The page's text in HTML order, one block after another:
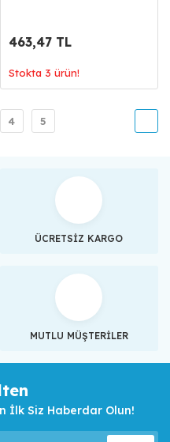
463,47 TL
Stokta 3 ürün!
4 5
ÜCRETSİZ KARGO
MUTLU MÜŞTERİLER
İlk Siz Haberdar Olun!